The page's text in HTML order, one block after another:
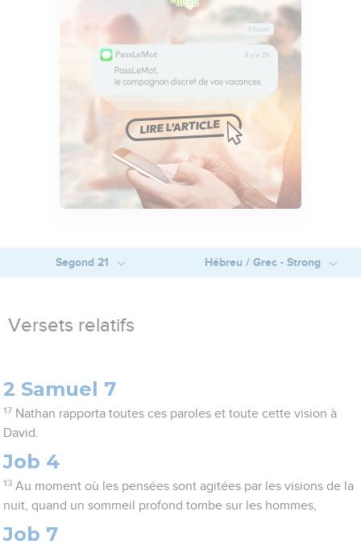
Segond 21 Hébreu / Grec - Strong
Versets relatifs
2 Samuel 7
17 Nathan rapporta toutes ces paroles et toute cette vision à
David.
Job 4
13 Au moment où les pensées sont agitées par les visions de la
nuit, quand un sommeil profond tombe sur les hommes,
Job 7